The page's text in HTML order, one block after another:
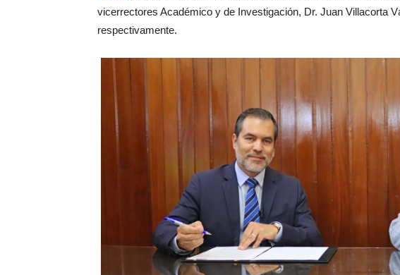
vicerrectores Académico y de Investigación, Dr. Juan Villacorta
respectivamente.